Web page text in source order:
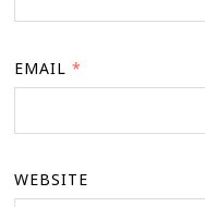
EMAIL*
WEBSITE